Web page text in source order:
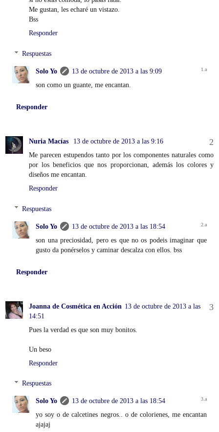
Me gustan, les echaré un vistazo.
Bss
Responder
Respuestas
Solo Yo
13 de octubre de 2013 a las 9:09
son como un guante, me encantan.
Responder
Nuria Macías
13 de octubre de 2013 a las 9:16
Me parecen estupendos tanto por los componentes naturales como
por los beneficios que nos proporcionan, además los colores y
diseños me encantan.
Responder
Respuestas
Solo Yo
13 de octubre de 2013 a las 18:54
son una preciosidad, pero es que no os podeis imaginar que
gusto da ponérselos y caminar descalza con ellos. bss
Responder
Joanna de Cosmética en Acción 13 de octubre de 2013 a las
14:51
Pues la verdad es que son muy bonitos.
Un beso
Responder
Respuestas
Solo Yo
13 de octubre de 2013 a las 18:54
yo soy o de calcetines negros.. o de colorienes, me encantan
ajajaj